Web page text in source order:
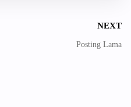
NEXT
Posting Lama